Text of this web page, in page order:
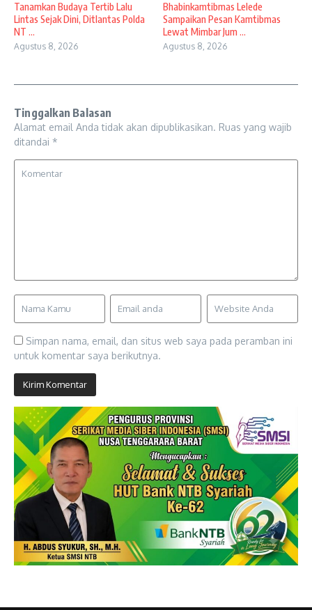
Tanamkan Budaya Tertib Lalu
Lintas Sejak Dini, Ditlantas Polda
NT ...
Agustus 8, 2026
Bhabinkamtibmas Lelede
Sampaikan Pesan Kamtibmas
Lewat Mimbar Jum ...
Agustus 8, 2026
Tinggalkan Balasan
Alamat email Anda tidak akan dipublikasikan. Ruas yang wajib
ditandai *
Simpan nama, email, dan situs web saya pada peramban ini
untuk komentar saya berikutnya.